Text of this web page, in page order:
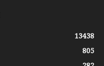
13438
805